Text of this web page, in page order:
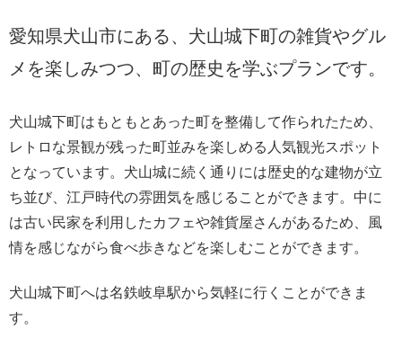
愛知県犬山市にある、犬山城下町の雑貨やグル
メを楽しみつつ、町の歴史を学ぶプランです。
犬山城下町はもともとあった町を整備して作られたため、
レトロな景観が残った町並みを楽しめる人気観光スポット
となっています。犬山城に続く通りには歴史的な建物が立
ち並び、江戸時代の雰囲気を感じることができます。中に
は古い民家を利用したカフェや雑貨屋さんがあるため、風
情を感じながら食べ歩きなどを楽しむことができます。
犬山城下町へは名鉄岐阜駅から気軽に行くことができま
す。